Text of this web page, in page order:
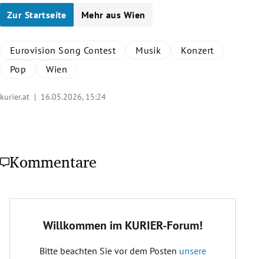
Weiterlesen
Zur Startseite Mehr aus Wien
Eurovision Song Contest Musik
Konzert
Pop
Wien
kurier.at | 16.05.2026, 15:24
Kommentare